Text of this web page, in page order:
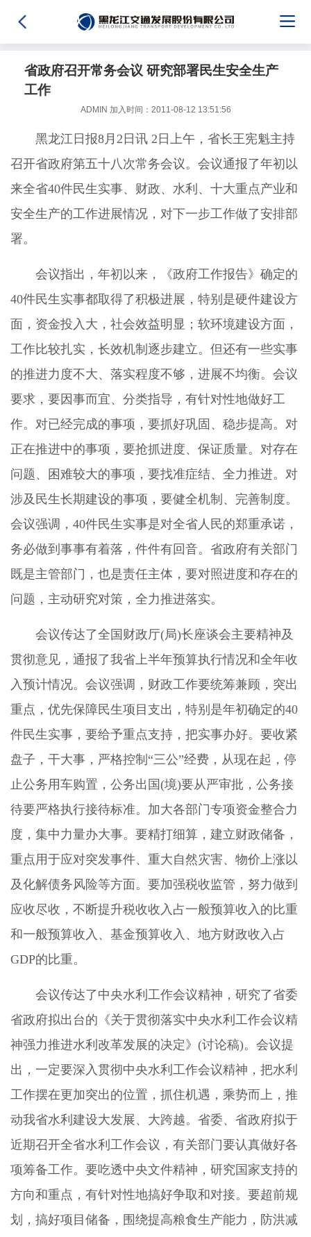
省政府召开常务会议 研究部署民生安全生产
工作
ADMIN 加入时间：2011-08-12 13:51:56
黑龙江日报8月2日讯 2日上午，省长王宪魁主持
召开省政府第五十八次常务会议。会议通报了年初以
来全省40件民生实事、财政、水利、十大重点产业和
安全生产的工作进展情况，对下一步工作做了安排部
署。
会议指出，年初以来，《政府工作报告》确定的
40件民生实事都取得了积极进展，特别是硬件建设方
面，资金投入大，社会效益明显；软环境建设方面，
工作比较扎实，长效机制逐步建立。但还有一些实事
的推进力度不大、落实程度不够，进展不均衡。会议
要求，要因事而宜、分类指导，有针对性地做好工
作。对已经完成的事项，要抓好巩固、稳步提高。对
正在推进中的事项，要抢抓进度、保证质量。对存在
问题、困难较大的事项，要找准症结、全力推进。对
涉及民生长期建设的事项，要健全机制、完善制度。
会议强调，40件民生实事是对全省人民的郑重承诺，
务必做到事事有着落，件件有回音。省政府有关部门
既是主管部门，也是责任主体，要对照进度和存在的
问题，主动研究对策，全力推进落实。
会议传达了全国财政厅(局)长座谈会主要精神及
贯彻意见，通报了我省上半年预算执行情况和全年收
入预计情况。会议强调，财政工作要统筹兼顾，突出
重点，优先保障民生项目支出，特别是年初确定的40
件民生实事，要给予重点支持，把实事办好。要收紧
盘子，干大事，严格控制“三公”经费，从现在起，停
止公务用车购置，公务出国(境)要从严审批，公务接
待要严格执行接待标准。加大各部门专项资金整合力
度，集中力量办大事。要精打细算，建立财政储备，
重点用于应对突发事件、重大自然灾害、物价上涨以
及化解债务风险等方面。要加强税收监管，努力做到
应收尽收，不断提升税收收入占一般预算收入的比重
和一般预算收入、基金预算收入、地方财政收入占
GDP的比重。
会议传达了中央水利工作会议精神，研究了省委
省政府拟出台的《关于贯彻落实中央水利工作会议精
神强力推进水利改革发展的决定》(讨论稿)。会议提
出，一定要深入贯彻中央水利工作会议精神，把水利
工作摆在更加突出的位置，抓住机遇，乘势而上，推
动我省水利建设大发展、大跨越。省委、省政府拟于
近期召开全省水利工作会议，有关部门要认真做好各
项筹备工作。要吃透中央文件精神，研究国家支持的
方向和重点，有针对性地搞好争取和对接。要超前规
划，搞好项目储备，围绕提高粮食生产能力，防洪减